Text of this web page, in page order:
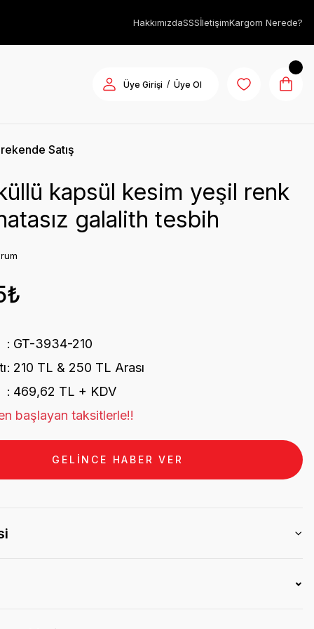
HakkımızdaSSSİletişimKargom Nerede?
Üye Girişi / Üye Ol
Satış
kapsül kesim yeşil renk
galalith tesbih
GT-3934-210
210 TL & 250 TL Arası
469,62 TL + KDV
başlayan taksitlerle!!
GELİNCE HABER VER